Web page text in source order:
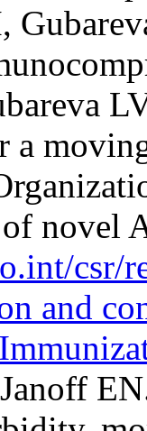
a
novel
csr/
and